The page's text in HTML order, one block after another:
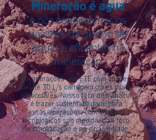
Mineração é agua
e nós conhecemos os
desafios da gestão de
águas e efluentes na
mineração
As operações em ETE com vazões
de até 30 L/s carregam dores muito
particulares. Nosso foco de trabalho
é trazer sustentabilidade para
essas operações, com arranjos
tecnológicos sob medida, com foco
na simplificação e na circularidade.